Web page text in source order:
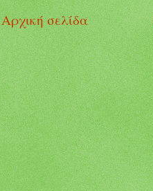
Αρχική σελίδα